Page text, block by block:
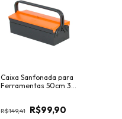
Caixa Sanfonada para
Ferramentas 50cm 3
R$149,41 R$99,90